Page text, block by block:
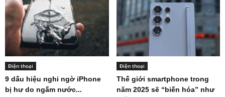
Điện thoại
9 dấu hiệu nghi ngờ iPhone
bị hư do ngấm nước...
Điện thoại
Thế giới smartphone trong
năm 2025 sẽ “biến hóa” như